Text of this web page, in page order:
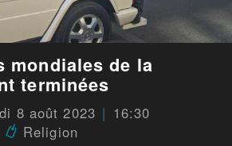
mondiales de la
terminées
8 août 2023
16:30
Religion